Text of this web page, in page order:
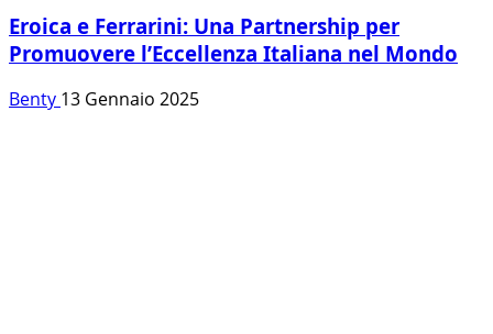
Eroica e Ferrarini: Una Partnership per
Promuovere l’Eccellenza Italiana nel Mondo
Benty 13 Gennaio 2025